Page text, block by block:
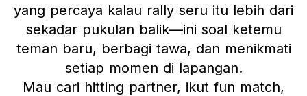
yang percaya kalau rally seru itu lebih dari
sekadar pukulan balik—ini soal ketemu
teman baru, berbagi tawa, dan menikmati
setiap momen di lapangan.
Mau cari hitting partner, ikut fun match,